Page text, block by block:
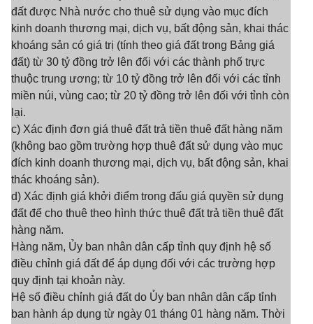
đất được Nhà nước cho thuê sử dụng vào mục đích
kinh doanh thương mại, dịch vụ, bất động sản, khai thác
khoáng sản có giá trị (tính theo giá đất trong Bảng giá
đất) từ 30 tỷ đồng trở lên đối với các thành phố trực
thuộc trung ương; từ 10 tỷ đồng trở lên đối với các tỉnh
miền núi, vùng cao; từ 20 tỷ đồng trở lên đối với tỉnh còn
lại.
c) Xác định đơn giá thuê đất trả tiền thuê đất hàng năm
(không bao gồm trường hợp thuê đất sử dụng vào mục
đích kinh doanh thương mại, dịch vụ, bất động sản, khai
thác khoáng sản).
d) Xác định giá khởi điểm trong đấu giá quyền sử dụng
đất để cho thuê theo hình thức thuê đất trả tiền thuê đất
hàng năm.
Hàng năm, Ủy ban nhân dân cấp tỉnh quy định hệ số
điều chỉnh giá đất để áp dụng đối với các trường hợp
quy định tại khoản này.
Hệ số điều chỉnh giá đất do Ủy ban nhân dân cấp tỉnh
ban hành áp dụng từ ngày 01 tháng 01 hàng năm. Thời